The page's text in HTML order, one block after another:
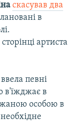
скасував два
в
артиста
певні
в'їжджає в
особою в